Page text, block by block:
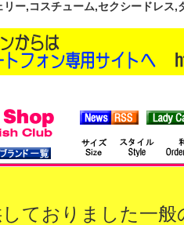
ー,コスチューム,セクシードレス
ておりました一